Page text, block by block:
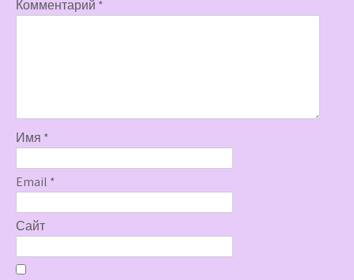
Комментарий *
Имя *
Email *
Сайт